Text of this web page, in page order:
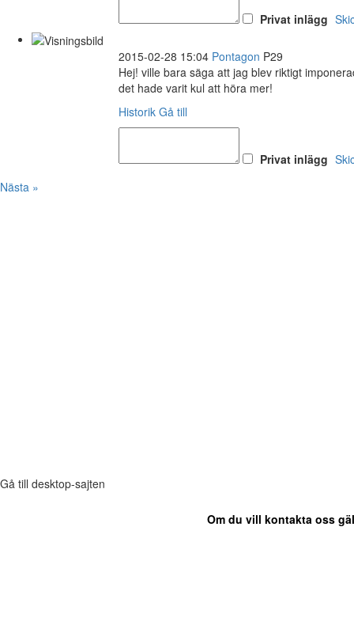
Privat inlägg
2015-02-28 15:04 Pontagon P29
Hej! ville bara säga att jag blev riktigt
det hade varit kul att höra mer!
Historik Gå till
Privat inlägg
Nästa »
Gå till desktop-sajten
Om du vill kontakta oss